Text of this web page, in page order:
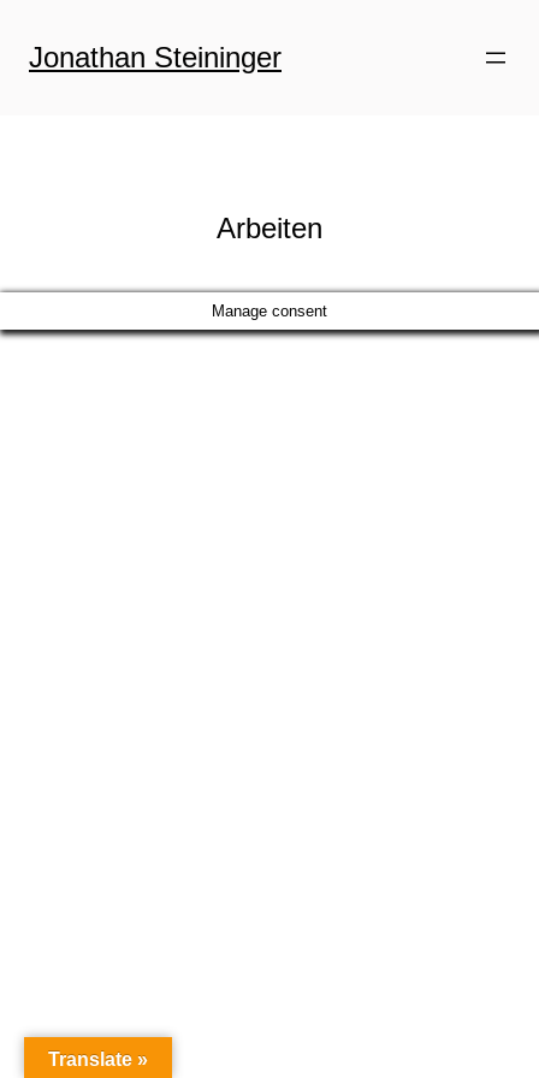
InhaltJonathan Steininger
Arbeiten
Manage consent
Translate »